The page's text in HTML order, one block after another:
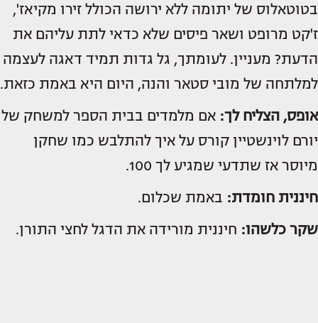
בטוטאלוס של יתומה ללא ירושה הכולל זירו מקיאז',
ז'קט מרופט ושאר פיסים שלא כדאי לתת עליהם את
הדעת? מעניין. לעומתך, גל גדות תמיד דאגה לעצמה
למלתחה של מובי סטאר והנה, היום היא באמת כזאת.
אופס, הצליח לך: אם מלמדים בבית הספר למשחק של
יורם לוינשטיין קורס על איך להתלבש כמו שחקן
מיוסר אז שתדעי שמגיע לך 100.
חיננית חומדת: באמת שכלום.
שקר כלשהו: חיננית מורידה את הדגל לחצי התורן.